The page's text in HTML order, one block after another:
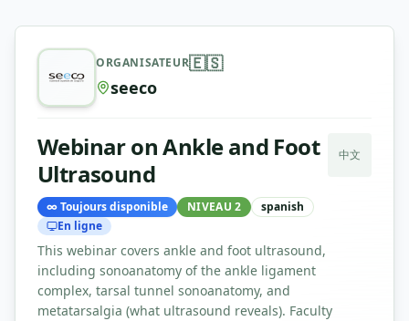
Webinar on Ankle and Foot Ultrasound
ORGANISATEUR🇪🇸
seeco
Webinar on Ankle and Foot
Ultrasound
中文
∞Toujours disponible NIVEAU 2
spanish
En ligne
This webinar covers ankle and foot ultrasound,
including sonoanatomy of the ankle ligament
complex, tarsal tunnel sonoanatomy, and
metatarsalgia (what ultrasound reveals). Faculty